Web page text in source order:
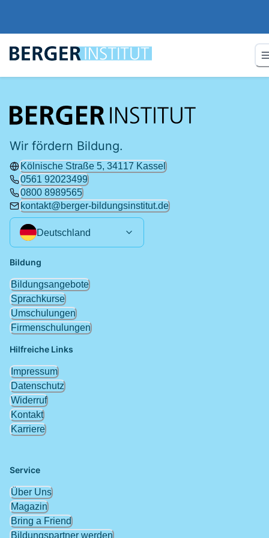
Wir fördern Bildung.
Kölnische Straße 5, 34117 Kassel
0561 92023499
0800 8989565
kontakt@berger-bildungsinstitut.de
Deutschland
Hilfreiche Links
Impressum
Datenschutz
Widerruf
Kontakt
Karriere
Service
Über Uns
Magazin
Bring a Friend
Bildungspartner werden
Bildung
Bildungsangebote
Sprachkurse
Umschulungen
Firmenschulungen